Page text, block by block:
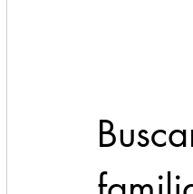
Seguridad